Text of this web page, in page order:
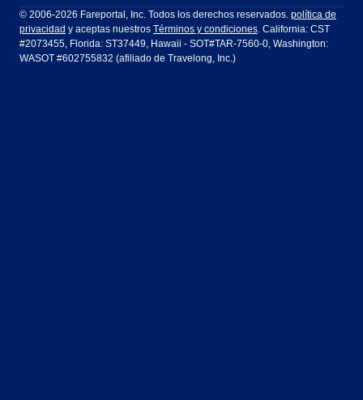
LATAM Airlines Lufthansa
Air Europa Turkish Airlines
Ft Lauderdale Honolulu
Houston Las Vegas
Miami
Dublín Frankfurt
Guadalajara Lima
© 2006-2026 Fareportal, Inc. Todos los derechos reservados. política de
privacidad y aceptas nuestros Términos y condiciones. California: CST
#2073455, Florida: ST37449, Hawaii - SOT#TAR-7560-0, Washington:
WASOT #602755832 (afiliado de Travelong, Inc.)